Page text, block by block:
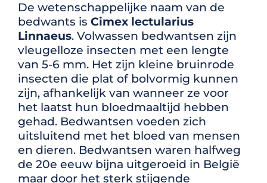
De wetenschappelijke naam van de
bedwants is Cimex lectularius
Linnaeus. Volwassen bedwantsen zijn
vleugelloze insecten met een lengte
van 5-6 mm. Het zijn kleine bruinrode
insecten die plat of bolvormig kunnen
zijn, afhankelijk van wanneer ze voor
het laatst hun bloedmaaltijd hebben
gehad. Bedwantsen voeden zich
uitsluitend met het bloed van mensen
en dieren. Bedwantsen waren halfweg
de 20e eeuw bijna uitgeroeid in België
maar door het sterk stijgende